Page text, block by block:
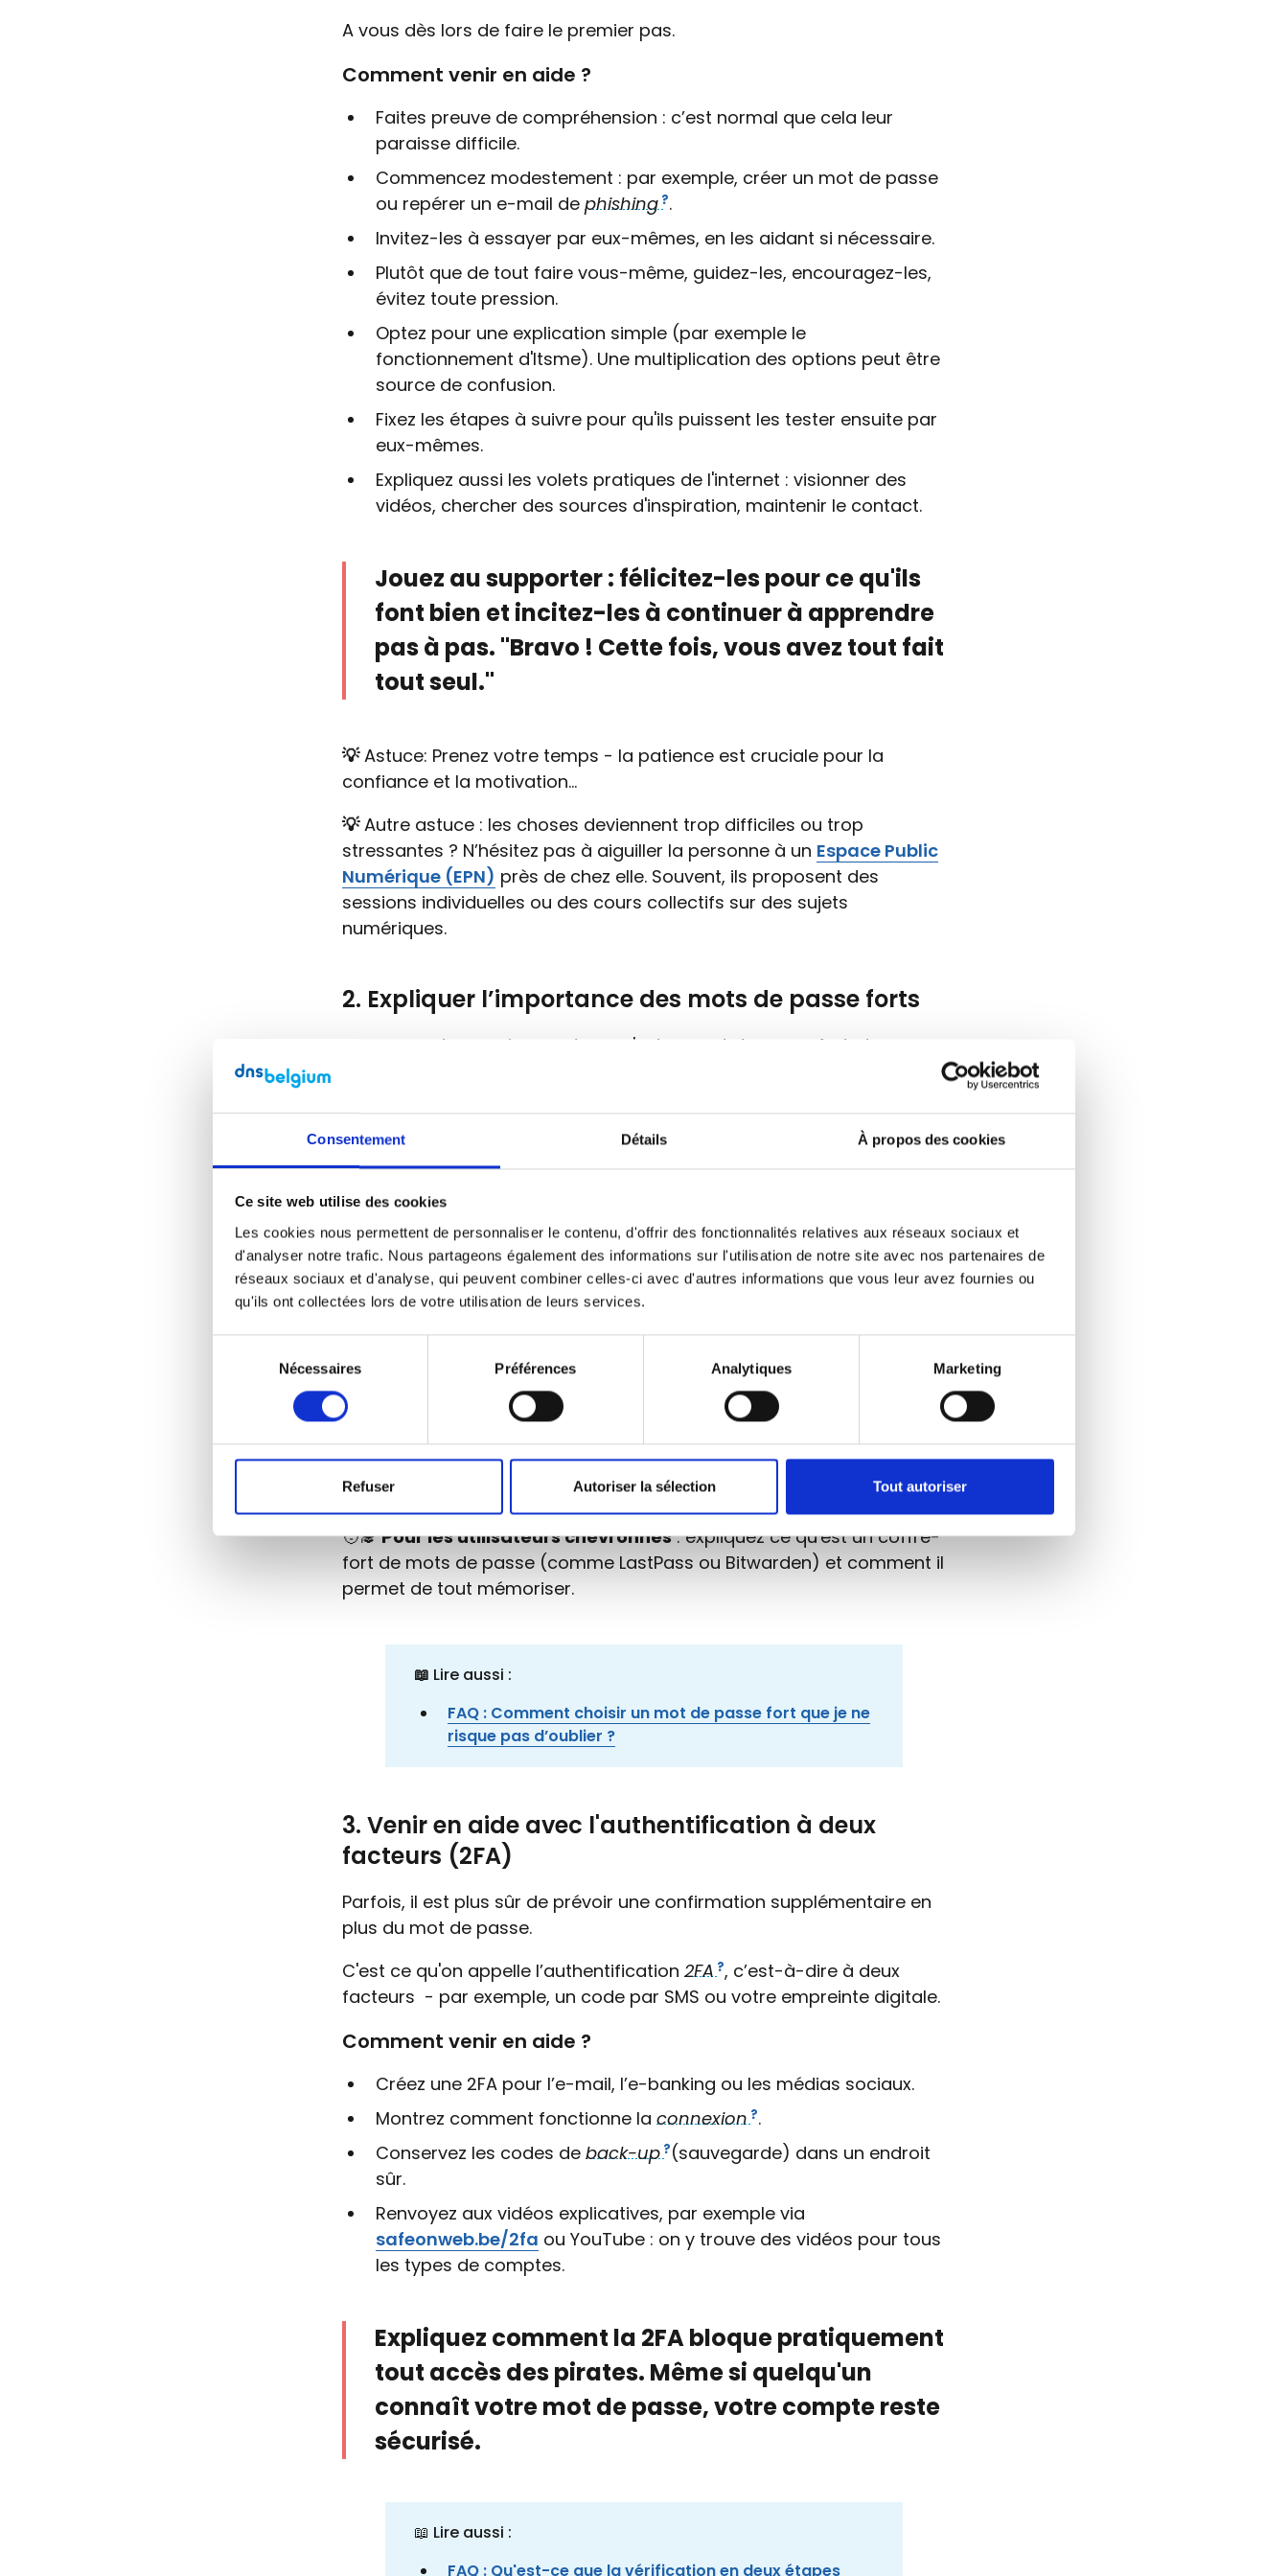
Consentement Détails À propos des cookies
Ce site web utilise des cookies
Les cookies nous permettent de personnaliser le contenu, d'offrir des fonctionnalités relatives aux réseaux sociaux et
d'analyser notre trafic. Nous partageons également des informations sur l'utilisation de notre site avec nos partenaires de
réseaux sociaux et d'analyse, qui peuvent combiner celles-ci avec d'autres informations que vous leur avez fournies ou
qu'ils ont collectées lors de votre utilisation de leurs services.
consentement
Nécessaires Préférences Analytiques Marketing
Refuser Autoriser la sélection Tout autoriser
A vous dès lors de faire le premier pas.
Comment venir en aide ?
Faites preuve de compréhension : c’est normal que cela leur
paraisse difficile.
Commencez modestement : par exemple, créer un mot de passe
ou repérer un e-mail de phishing.
Invitez-les à essayer par eux-mêmes, en les aidant si nécessaire.
Plutôt que de tout faire vous-même, guidez-les, encouragez-les,
évitez toute pression.
Optez pour une explication simple (par exemple le
fonctionnement d'Itsme). Une multiplication des options peut être
source de confusion.
Fixez les étapes à suivre pour qu'ils puissent les tester ensuite par
eux-mêmes.
Expliquez aussi les volets pratiques de l'internet : visionner des
vidéos, chercher des sources d'inspiration, maintenir le contact.
Jouez au supporter : félicitez-les pour ce qu'ils
font bien et incitez-les à continuer à apprendre
pas à pas. "Bravo ! Cette fois, vous avez tout fait
tout seul."
💡Astuce: Prenez votre temps - la patience est cruciale pour la
confiance et la motivation...
💡Autre astuce : les choses deviennent trop difficiles ou trop
stressantes ? N’hésitez pas à aiguiller la personne à un Espace Public
Numérique (EPN) près de chez elle. Souvent, ils proposent des
sessions individuelles ou des cours collectifs sur des sujets
numériques.
2. Expliquer l’importance des mots de passe forts
Beaucoup de gens ignorent ce qu'est un mot de passe fort et
Comment venir en aide ?
💡Astuce: Un mot de passe fort est long et aléatoire. Évitez les mots
de passe du type "12345", et mélangez caractères, lettres, chiffres et
symboles.
Aidez-les à imaginerdes pense-bête
(moyens
mnémotechniques) pour mémoriser les identifiants (logins) et les
Sauvegarder automatiquement les mots de passe dans le
navigateur
? De préférence pas...
🧑‍🎓Pour les utilisateurs chevronnés: expliquez ce qu'est un coffre-
fort de mots de passe (comme LastPass ou Bitwarden) et comment il
permet de tout mémoriser.
📖 Lire aussi :
FAQ : Comment choisir un mot de passe fort que je ne
risque pas d’oublier ?
3. Venir en aide avec l'authentification à deux
facteurs (2FA)
Parfois, il est plus sûr de prévoir une confirmation supplémentaire en
plus du mot de passe.
C'est ce qu'on appelle l’authentification 2FA, c’est-à-dire à deux
facteurs - par exemple, un code par SMS ou votre empreinte digitale.
Comment venir en aide ?
Créez une 2FA pour l’e-mail, l’e-banking ou les médias sociaux.
Montrez comment fonctionne la connexion.
Conservez les codes de back-up(sauvegarde) dans un endroit
sûr.
Renvoyez aux vidéos explicatives, par exemple via
safeonweb.be/2fa ou YouTube : on y trouve des vidéos pour tous
les types de comptes.
Expliquez comment la 2FA bloque pratiquement
tout accès des pirates. Même si quelqu'un
connaît votre mot de passe, votre compte reste
sécurisé.
📖 Lire aussi :
FAQ : Qu'est-ce que la vérification en deux étapes